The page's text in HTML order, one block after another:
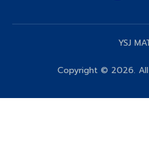
YSJ
Copyright © 2026.